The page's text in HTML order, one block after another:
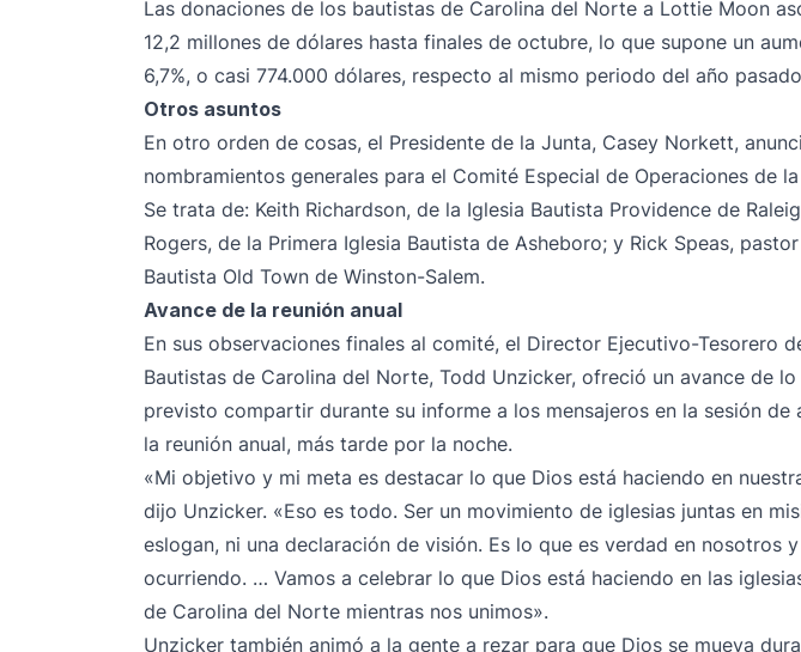
Las donaciones de los bautistas de Carolina del Norte a Lottie Moon
12,2 millones de dólares hasta finales de octubre, lo que supone un
6,7%, o casi 774.000 dólares, respecto al mismo periodo del año
Otros asuntos
En otro orden de cosas, el Presidente de la Junta, Casey Norkett,
nombramientos generales para el Comité Especial de Operaciones de
Se trata de: Keith Richardson, de la Iglesia Bautista Providence de
Rogers, de la Primera Iglesia Bautista de Asheboro; y Rick Speas,
Bautista Old Town de Winston-Salem.
Avance de la reunión anual
En sus observaciones finales al comité, el Director Ejecutivo-Tesorero
Bautistas de Carolina del Norte, Todd Unzicker, ofreció un avance de
previsto compartir durante su informe a los mensajeros en la sesión de
la reunión anual, más tarde por la noche.
«Mi objetivo y mi meta es destacar lo que Dios está haciendo en
dijo Unzicker. «Eso es todo. Ser un movimiento de iglesias juntas en
eslogan, ni una declaración de visión. Es lo que es verdad en nosotros
ocurriendo. … Vamos a celebrar lo que Dios está haciendo en las
de Carolina del Norte mientras nos unimos».
Unzicker también animó a la gente a rezar para que Dios se mueva